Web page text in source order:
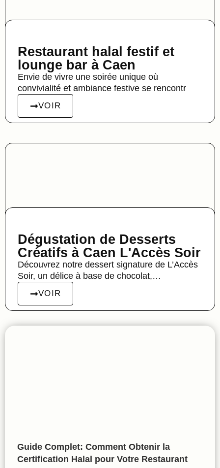
Restaurant halal festif et
lounge bar à Caen
Envie de vivre une soirée unique où
convivialité et ambiance festive se rencontr
VOIR
Dégustation de Desserts
Créatifs à Caen L'Accès Soir
Découvrez notre dessert signature de L’Accès
Soir, un délice à base de chocolat,…
VOIR
Guide Complet: Comment Obtenir la
Certification Halal pour Votre Restaurant